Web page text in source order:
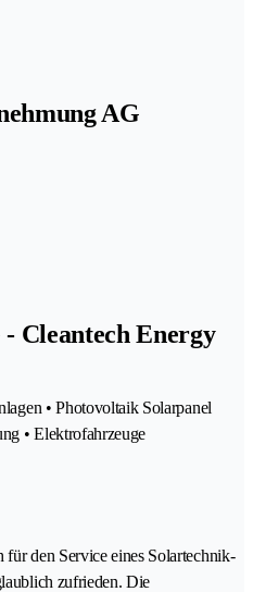
AG
Cleantech Energy
• Photovoltaik Solarpanel
• Elektrofahrzeuge
den Service eines Solartechnik-
zufrieden. Die